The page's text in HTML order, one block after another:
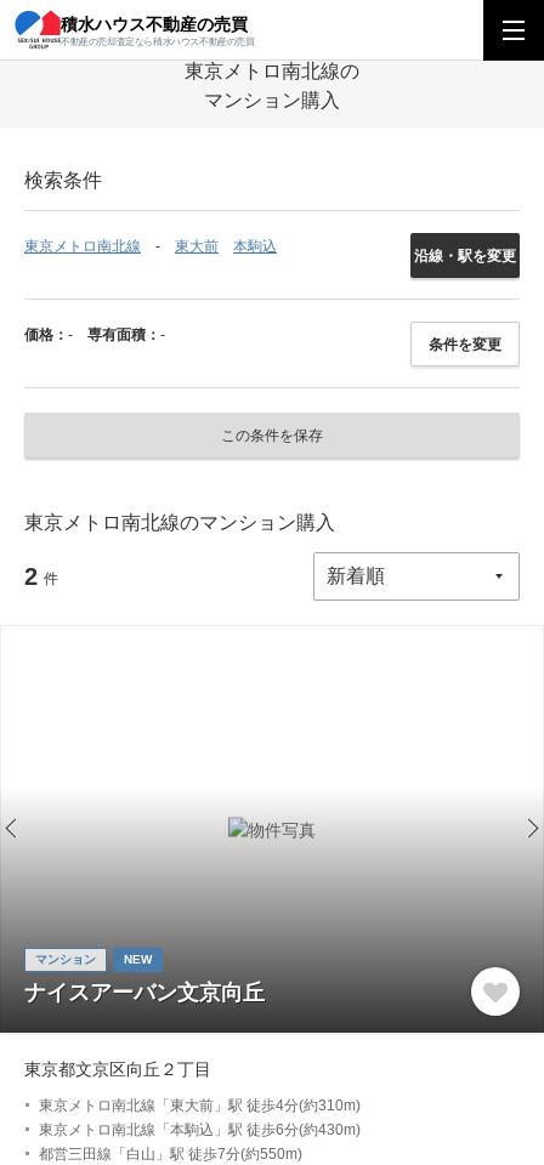
積水ハウス不動産の売買
不動産の売却査定なら積水ハウス不動産の売買
積水ハウス不動産の売買 関東エリア 東京メトロ
東京メトロ南北線の
マンション購入
検索条件
東京メトロ南北線 東大前 本駒込
沿線・駅を変更
価格： - 専有面積： -
条件を変更
この条件を保存
東京メトロ南北線のマンション購入
2 件
マンション NEW
ナイスアーバン文京向丘
東京都文京区向丘２丁目
東京メトロ南北線「東大前」駅 徒歩4分(約310m)
東京メトロ南北線「本駒込」駅 徒歩6分(約430m)
都営三田線「白山」駅 徒歩7分(約550m)